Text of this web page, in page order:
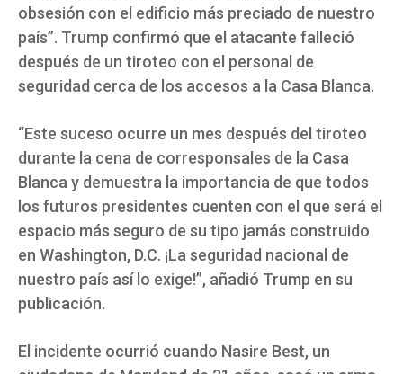
obsesión con el edificio más preciado de nuestro
país”. Trump confirmó que el atacante falleció
después de un tiroteo con el personal de
seguridad cerca de los accesos a la Casa Blanca.
“Este suceso ocurre un mes después del tiroteo
durante la cena de corresponsales de la Casa
Blanca y demuestra la importancia de que todos
los futuros presidentes cuenten con el que será el
espacio más seguro de su tipo jamás construido
en Washington, D.C. ¡La seguridad nacional de
nuestro país así lo exige!”, añadió Trump en su
publicación.
El incidente ocurrió cuando Nasire Best, un